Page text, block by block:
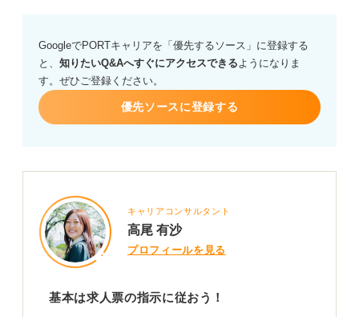
GoogleでPORTキャリアを「優先するソース」に登録する
と、 知りたいQ&Aへすぐにアクセスできるようになりま
す。ぜひご登録ください。
優先ソースに登録する
キャリアコンサルタント
高尾 有沙
プロフィールを見る
基本は求人票の指示に従おう！